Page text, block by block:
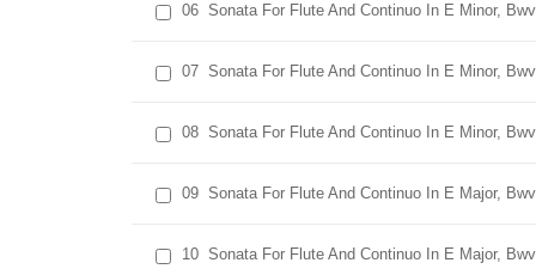
06 Sonata For Flute And Continuo In E Minor,
07 Sonata For Flute And Continuo In E Minor,
08 Sonata For Flute And Continuo In E Minor,
09 Sonata For Flute And Continuo In E Major,
10 Sonata For Flute And Continuo In E Major,